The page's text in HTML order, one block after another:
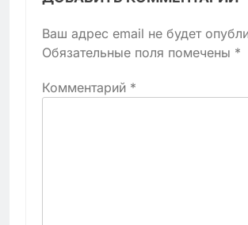
Ваш адрес email не будет
Обязательные поля помечены *
Комментарий *